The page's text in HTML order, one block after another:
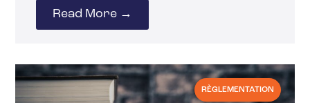
Read More →
RÈGLEMENTATION